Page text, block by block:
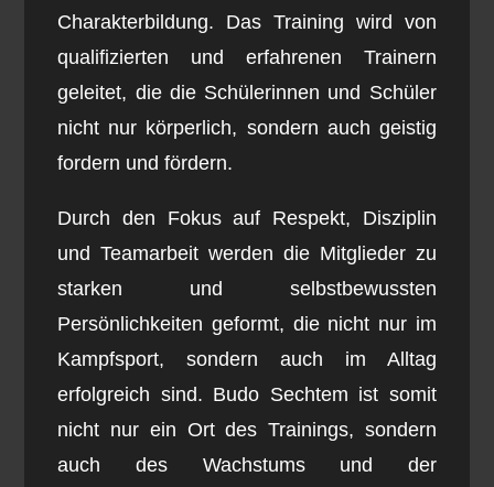
Charakterbildung. Das Training wird von
qualifizierten und erfahrenen Trainern
geleitet, die die Schülerinnen und Schüler
nicht nur körperlich, sondern auch geistig
fordern und fördern.
Durch den Fokus auf Respekt, Disziplin
und Teamarbeit werden die Mitglieder zu
starken und selbstbewussten
Persönlichkeiten geformt, die nicht nur im
Kampfsport, sondern auch im Alltag
erfolgreich sind. Budo Sechtem ist somit
nicht nur ein Ort des Trainings, sondern
auch des Wachstums und der